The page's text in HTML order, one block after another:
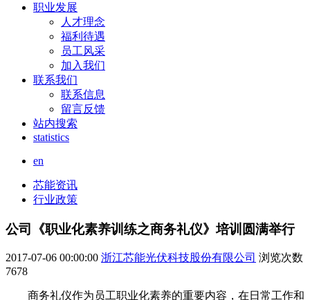
职业发展
人才理念
福利待遇
员工风采
加入我们
联系我们
联系信息
留言反馈
站内搜索
statistics
en
芯能资讯
行业政策
公司《职业化素养训练之商务礼仪》培训圆满举行
2017-07-06 00:00:00 浙江芯能光伏科技股份有限公司 浏览次数
7678
商务礼仪作为员工职业化素养的重要内容，在日常工作和